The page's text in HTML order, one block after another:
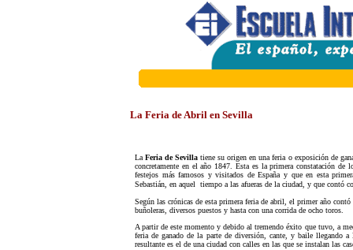
La Feria de Abril en Sevilla
LaFeria de Sevilla tiene su origen en una feria o exposición de
concretamente en el año 1847. Esta es la primera constatación
festejos más famosos y visitados de España y que en esta
Sebastián, en aquel tiempo a las afueras de la ciudad, y que contó
Según las crónicas de esta primera feria de abril, el primer año
buñoleras, diversos puestos y hasta con una corrida de ocho toros.
A partir de este momento y debido al tremendo éxito que tuvo, a
feria de ganado de la parte de diversión, cante, y baile llegando
resultante es el de una ciudad con calles en las que se instalan las